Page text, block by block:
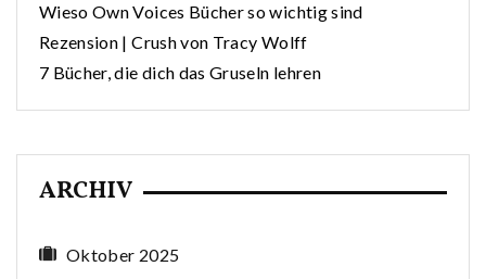
Wieso Own Voices Bücher so wichtig sind
Rezension | Crush von Tracy Wolff
7 Bücher, die dich das Gruseln lehren
ARCHIV
Oktober 2025